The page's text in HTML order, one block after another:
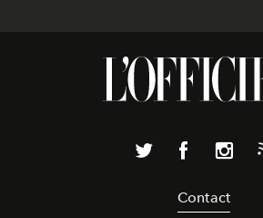
Contact